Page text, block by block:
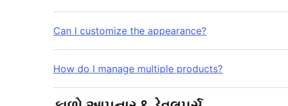
Can I customize the appearance?
How do I manage multiple products?